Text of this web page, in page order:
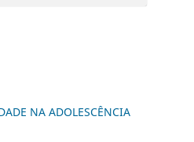
NA ADOLESCÊNCIA